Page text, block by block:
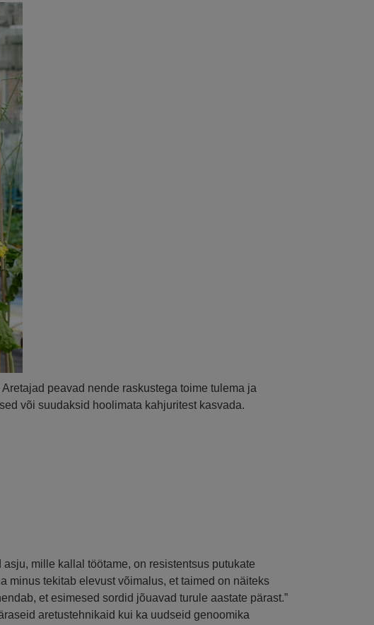
peavad nende raskustega toime tulema ja
või suudaksid hoolimata kahjuritest kasvada.
mille kallal töötame, on resistentsus putukate
minus tekitab elevust võimalus, et taimed on näiteks
et esimesed sordid jõuavad turule aastate pärast.”
aretustehnikaid kui ka uudseid genoomika